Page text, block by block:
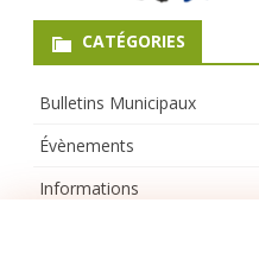
CATÉGORIES
Bulletins Municipaux
Évènements
Informations